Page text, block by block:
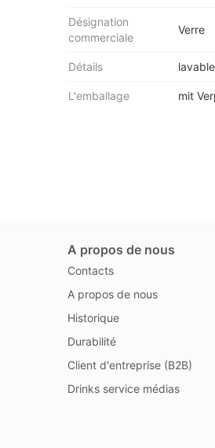
Désignation
commerciale
Verre
Détails
L'emballage mit
A propos de nous
Contacts
A propos de nous
Historique
Durabilité
Client d'entreprise (B2B)
Drinks service médias